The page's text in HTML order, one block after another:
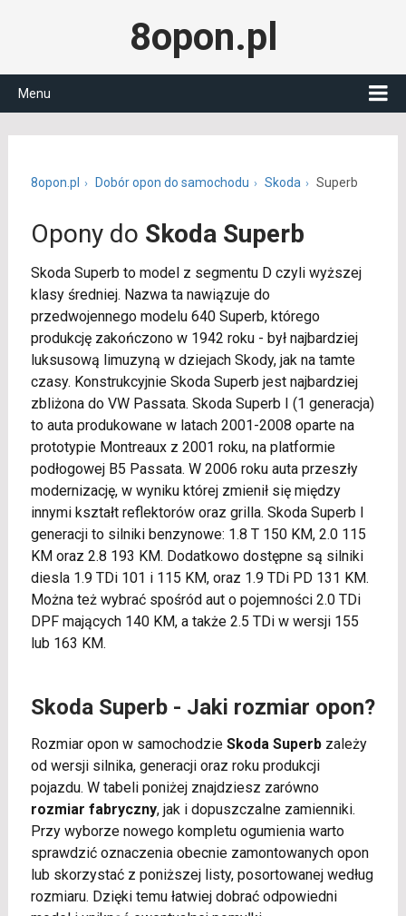
8opon.pl
Menu
8opon.pl Dobór opon do samochodu Skoda Superb
Opony do Skoda Superb
Skoda Superb to model z segmentu D czyli wyższej
klasy średniej. Nazwa ta nawiązuje do
przedwojennego modelu 640 Superb, którego
produkcję zakończono w 1942 roku - był najbardziej
luksusową limuzyną w dziejach Skody, jak na tamte
czasy. Konstrukcyjnie Skoda Superb jest najbardziej
zbliżona do VW Passata. Skoda Superb I (1 generacja)
to auta produkowane w latach 2001-2008 oparte na
prototypie Montreaux z 2001 roku, na platformie
podłogowej B5 Passata. W 2006 roku auta przeszły
modernizację, w wyniku której zmienił się między
innymi kształt reflektorów oraz grilla. Skoda Superb I
generacji to silniki benzynowe: 1.8 T 150 KM, 2.0 115
KM oraz 2.8 193 KM. Dodatkowo dostępne są silniki
diesla 1.9 TDi 101 i 115 KM, oraz 1.9 TDi PD 131 KM.
Można też wybrać spośród aut o pojemności 2.0 TDi
DPF mających 140 KM, a także 2.5 TDi w wersji 155
lub 163 KM.
Skoda Superb - Jaki rozmiar opon?
Rozmiar opon w samochodzie Skoda Superbzależy
od wersji silnika, generacji oraz roku produkcji
pojazdu. W tabeli poniżej znajdziesz zarówno
rozmiar fabryczny, jak i dopuszczalne zamienniki.
Przy wyborze nowego kompletu ogumienia warto
sprawdzić oznaczenia obecnie zamontowanych opon
lub skorzystać z poniższej listy, posortowanej według
rozmiaru. Dzięki temu łatwiej dobrać odpowiedni